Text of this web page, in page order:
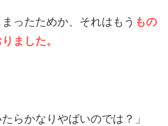
ったためか、それはもう もの
ました。
らかなりやばいのでは？」